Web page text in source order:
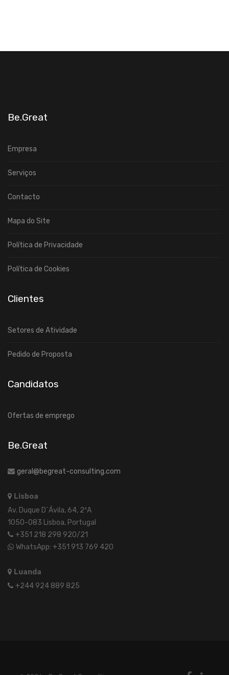
Be.Great
Empresa
Serviços
Contacto
Mapa do Site
Política de Privacidade
Política de Cookies
Clientes
Setores de Atividade
Pedido de Proposta
Candidatos
Ofertas de emprego
Be.Great
geral@begreat-consulting.com
Lisboa
Av. Duque D´Ávila, 64, 2ºA
1050-083 Lisboa, Portugal
+351 218 298 920/21
WhatsApp: +351 913 769 420
Luanda
+244 924 889 825